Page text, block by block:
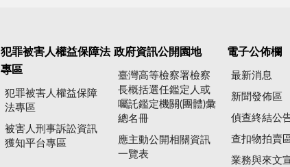
犯罪被害人權益保障法
專區
犯罪被害人權益保障
法專區
被害人刑事訴訟資訊
獲知平台專區
政府資訊公開園地
臺灣高等檢察署檢察
長概括選任鑑定人或
囑託鑑定機關(團體)彙
總名冊
應主動公開相關資訊
一覽表
電子公佈欄
最新消息
新聞發佈區
偵查終結公
查扣物拍賣
業務與來文